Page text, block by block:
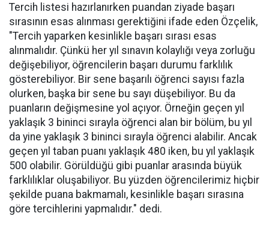
Tercih listesi hazırlanırken puandan ziyade başarı
sırasının esas alınması gerektiğini ifade eden Özçelik,
"Tercih yaparken kesinlikle başarı sırası esas
alınmalıdır. Çünkü her yıl sınavın kolaylığı veya zorluğu
değişebiliyor, öğrencilerin başarı durumu farklılık
gösterebiliyor. Bir sene başarılı öğrenci sayısı fazla
olurken, başka bir sene bu sayı düşebiliyor. Bu da
puanların değişmesine yol açıyor. Örneğin geçen yıl
yaklaşık 3 bininci sırayla öğrenci alan bir bölüm, bu yıl
da yine yaklaşık 3 bininci sırayla öğrenci alabilir. Ancak
geçen yıl taban puanı yaklaşık 480 iken, bu yıl yaklaşık
500 olabilir. Görüldüğü gibi puanlar arasında büyük
farklılıklar oluşabiliyor. Bu yüzden öğrencilerimiz hiçbir
şekilde puana bakmamalı, kesinlikle başarı sırasına
göre tercihlerini yapmalıdır." dedi.